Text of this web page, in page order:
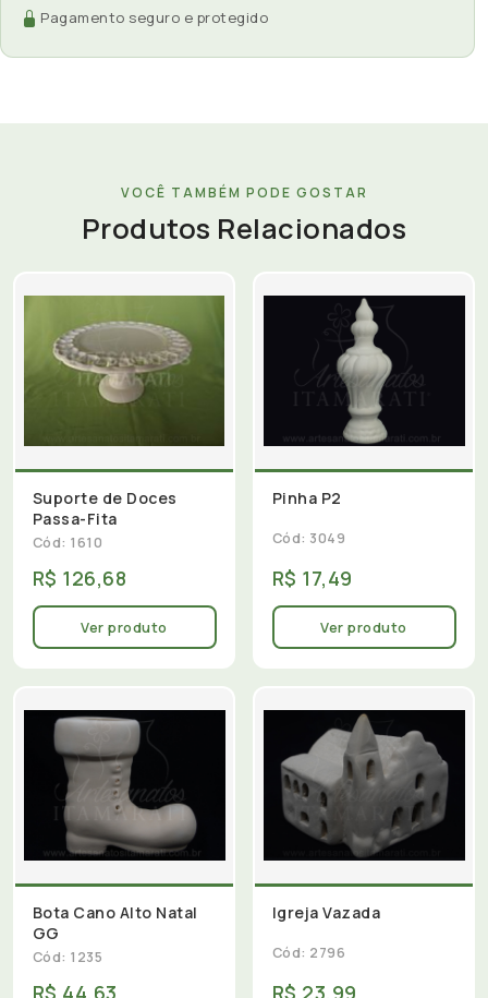
Pagamento seguro e protegido
VOCÊ TAMBÉM PODE GOSTAR
Produtos Relacionados
Suporte de Doces
Passa-Fita
Cód: 1610
R$ 126,68
Ver produto
Pinha P2
Cód: 3049
R$ 17,49
Ver produto
Bota Cano Alto Natal
GG
Cód: 1235
R$ 44,63
Igreja Vazada
Cód: 2796
R$ 23,99